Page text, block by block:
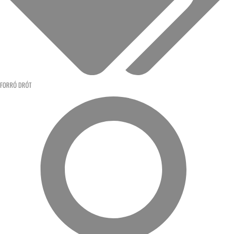
FORRÓ DRÓT